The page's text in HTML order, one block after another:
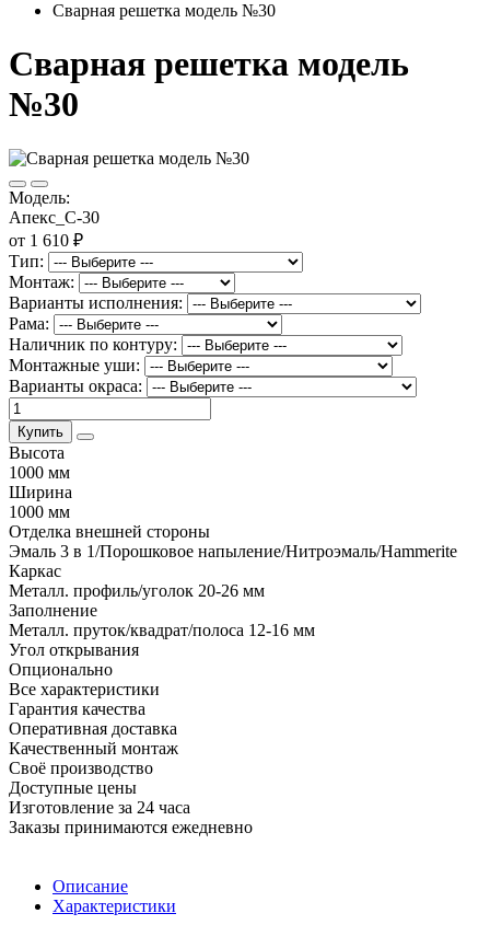
Сварная решетка модель №30
Сварная решетка модель
№30
Модель:
Апекс_С-30
от 1 610 ₽
Тип:
Монтаж:
Варианты исполнения:
Рама:
Наличник по контуру:
Монтажные уши:
Варианты окраса:
Купить
Высота
1000 мм
Ширина
1000 мм
Отделка внешней стороны
Эмаль 3 в 1/Порошковое напыление/Нитроэмаль/Hammerite
Каркас
Металл. профиль/уголок 20-26 мм
Заполнение
Металл. пруток/квадрат/полоса 12-16 мм
Угол открывания
Опционально
Все характеристики
Гарантия качества
Оперативная доставка
Качественный монтаж
Своё производство
Доступные цены
Изготовление за 24 часа
Заказы принимаются ежедневно
Описание
Характеристики